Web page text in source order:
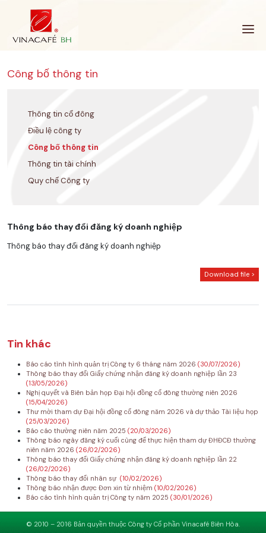
Công bố thông tin
Thông tin cổ đông
Điều lệ công ty
Công bố thông tin
Thông tin tài chính
Quy chế Công ty
Thông báo thay đổi đăng ký doanh nghiệp
Thông báo thay đổi đăng ký doanh nghiệp
Download file >
Tin khác
Báo cáo tình hình quản trị Công ty 6 tháng năm 2026 (30/07/2026)
Thông báo thay đổi Giấy chứng nhận đăng ký doanh nghiệp lần 23
(13/05/2026)
Nghị quyết và Biên bản họp Đại hội đồng cổ đông thường niên 2026
(15/04/2026)
Thư mời tham dự Đại hội đồng cổ đông năm 2026 và dự thảo Tài liệu họp
(25/03/2026)
Báo cáo thường niên năm 2025 (20/03/2026)
Thông báo ngày đăng ký cuối cùng để thực hiện tham dự ĐHĐCĐ thường
niên năm 2026 (26/02/2026)
Thông báo thay đổi Giấy chứng nhận đăng ký doanh nghiệp lần 22
(26/02/2026)
Thông báo thay đổi nhân sự (10/02/2026)
Thông báo nhận được Đơn xin từ nhiệm (10/02/2026)
Báo cáo tình hình quản trị Công ty năm 2025 (30/01/2026)
© 2010 – 2016 Bản quyền thuộc Công ty Cổ phần Vinacafé Biên Hòa.